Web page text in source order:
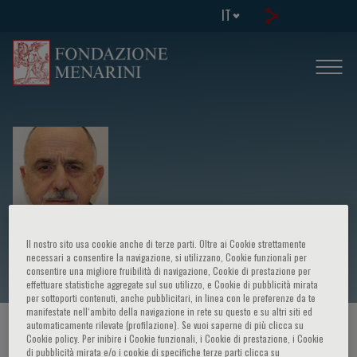
IT
Mario Venditti
HOME PAGE / CORSI ED EVENTI / RELATORE
Il nostro sito usa cookie anche di terze parti. Oltre ai Cookie strettamente
necessari a consentire la navigazione, si utilizzano, Cookie funzionali per
consentire una migliore fruibilità di navigazione, Cookie di prestazione per
effettuare statistiche aggregate sul suo utilizzo, e Cookie di pubblicità mirata
per sottoporti contenuti, anche pubblicitari, in linea con le preferenze da te
manifestate nell‘ambito della navigazione in rete su questo e su altri siti ed
automaticamente rilevate (profilazione). Se vuoi saperne di più clicca su
Cookie policy. Per inibire i Cookie funzionali, i Cookie di prestazione, i Cookie
di pubblicità mirata e/o i cookie di specifiche terze parti clicca su